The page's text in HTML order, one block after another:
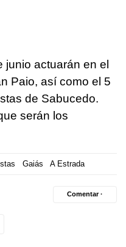
junio actuarán en el
Paio, así como el 5
de Sabucedo.
serán los
Gaiás A Estrada
Comentar ·